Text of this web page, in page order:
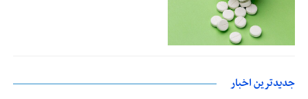
جدیدترین اخبار